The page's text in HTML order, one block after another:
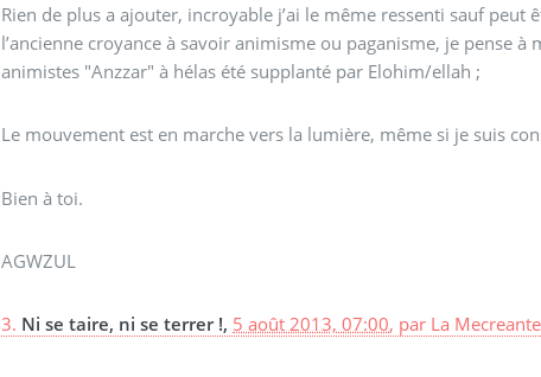
Rien de plus a ajouter, incroyable j’ai le même ressenti sauf
l’ancienne croyance à savoir animisme ou paganisme, je pense
animistes "Anzzar" à hélas été supplanté par Elohim/ellah ;
Le mouvement est en marche vers la lumière, même si je suis
Bien à toi.
AGWZUL
3. Ni se taire, ni se terrer !, 5 août 2013, 07:00, par La